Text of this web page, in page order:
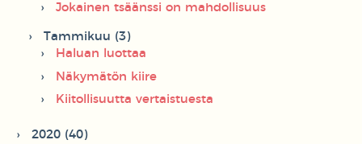
Jokainen tsäänssi on mahdollisuus
Tammikuu (3)
Haluan luottaa
Näkymätön kiire
Kiitollisuutta vertaistuesta
2020 (40)